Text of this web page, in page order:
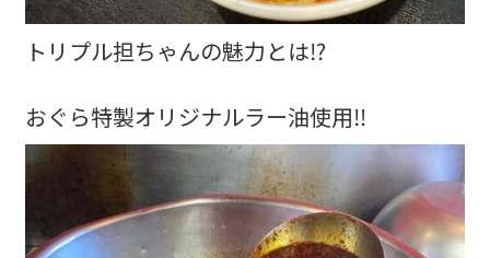
トリプル担ちゃんの魅力とは⁉️
おぐら特製オリジナルラー油使用‼️